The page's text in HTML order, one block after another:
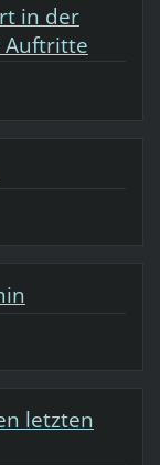
in der
Auftritte
letzten